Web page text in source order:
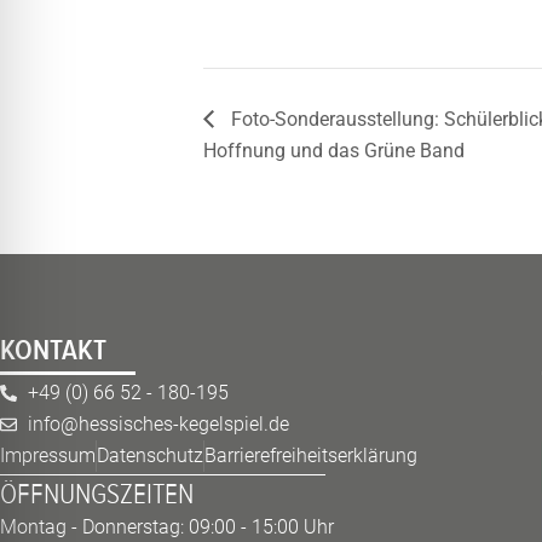
Foto-Sonderausstellung:
Hoffnung und das Grüne Band
KONTAKT
+49 (0) 66 52 - 180-195
info@hessisches-kegelspiel.de
Impressum DatenschutzBarrierefreiheitserklärung
ÖFFNUNGSZEITEN
Montag - Donnerstag: 09:00 - 15:00 Uhr